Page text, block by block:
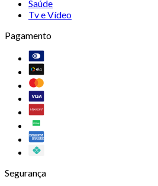
Saúde
Tv e Vídeo
Pagamento
Segurança